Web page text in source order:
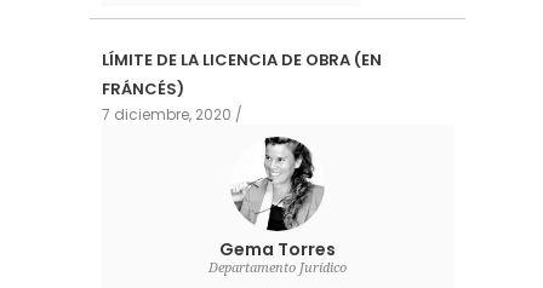
LÍMITE DE LA LICENCIA DE OBRA (EN
FRÁNCÉS)
7 diciembre, 2020
Gema Torres
Departamento Jurídico